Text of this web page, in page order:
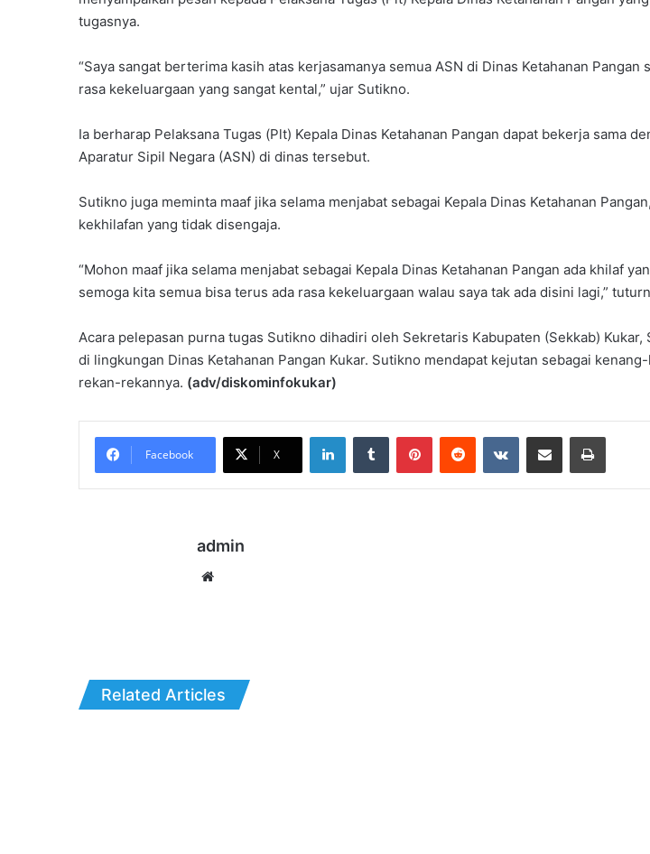
tugasnya.
“Saya sangat berterima kasih atas kerjasamanya semua ASN di Dinas Ketahanan Pangan
rasa kekeluargaan yang sangat kental,” ujar Sutikno.
Ia berharap Pelaksana Tugas (Plt) Kepala Dinas Ketahanan Pangan dapat bekerja sama
Aparatur Sipil Negara (ASN) di dinas tersebut.
Sutikno juga meminta maaf jika selama menjabat sebagai Kepala Dinas Ketahanan
kekhilafan yang tidak disengaja.
“Mohon maaf jika selama menjabat sebagai Kepala Dinas Ketahanan Pangan ada khilaf
semoga kita semua bisa terus ada rasa kekeluargaan walau saya tak ada disini lagi,”
Acara pelepasan purna tugas Sutikno dihadiri oleh Sekretaris Kabupaten (Sekkab) Kukar,
di lingkungan Dinas Ketahanan Pangan Kukar. Sutikno mendapat kejutan sebagai
rekan-rekannya. (adv/diskominfokukar)
Facebook X
LinkedInTumblr PinterestReddit VKontakteShare via Email Print
admin
Related Articles